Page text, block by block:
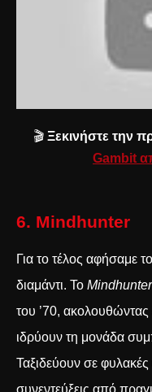
🎬 Ξεκινήστε την
Gambit
6. Mindhunter
Για το τέλος αφήσαμε
διαμάντι. Το Mindhunter
του ’70,
ιδρύουν τη μονάδα
Ταξιδεύουν σε
συνεντεύξεις από